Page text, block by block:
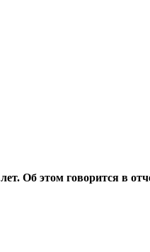
Об этом говорится в